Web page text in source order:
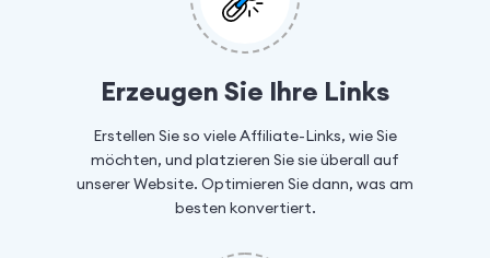
Erzeugen Sie Ihre Links
Erstellen Sie so viele Affiliate-Links, wie Sie
möchten, und platzieren Sie sie überall auf
unserer Website. Optimieren Sie dann, was am
besten konvertiert.